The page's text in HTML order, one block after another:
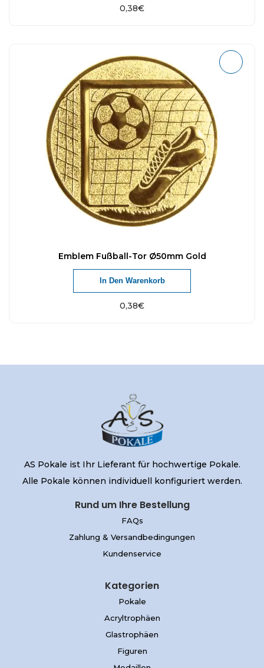
0,38€
Emblem Fußball-Tor Ø50mm Gold
0,38€
In Den Warenkorb
AS Pokale ist Ihr Lieferant für hochwertige Pokale.
Alle Pokale können individuell konfiguriert werden.
Rund um Ihre Bestellung
FAQs
Zahlung & Versandbedingungen
Kundenservice
Kategorien
Pokale
Acryltrophäen
Glastrophäen
Figuren